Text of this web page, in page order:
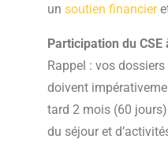
un soutien financier
Participation du
Rappel : vos
doivent
tard 2 mois (60
du séjour et